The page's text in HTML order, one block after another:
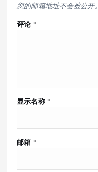
您的邮箱地址不会被公开。
评论 *
显示名称 *
邮箱 *